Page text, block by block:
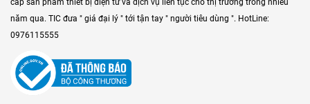
cấp sản phẩm thiết bị điện tử và dịch vụ liên tục cho thị trường trong nhiều
năm qua. TIC đưa " giá đại lý " tới tận tay " người tiêu dùng ". HotLine:
0976115555